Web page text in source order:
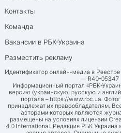
Контакты
Команда
Вакансии в РБК-Украина
Разместить рекламу
Идентификатор онлайн-медиа в
— R40-05347
Информационный портал «РБК-
версию (украинскую, русскую и
портала – https://www.rbc.ua.
принадлежат их правообладателям.
авторами которых являются
размещены на условиях лицензии
4.0 International. Редакция РБК-Украина